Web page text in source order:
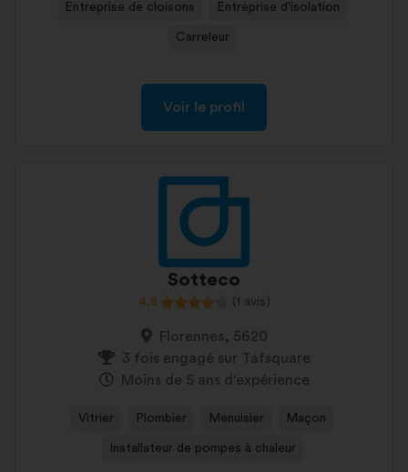
Entreprise de cloisons Entreprise d'isolation
Carreleur
Voir le profil
Sotteco
4,5 (1 avis)
Florennes, 5620
3 fois engagé sur Tafsquare
Moins de 5 ans d'expérience
Vitrier Plombier Menuisier Maçon
Installateur de pompes à chaleur